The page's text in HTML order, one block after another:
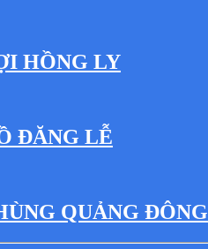
HỒNG LY
ĐĂNG LỄ
QUẢNG ĐÔNG